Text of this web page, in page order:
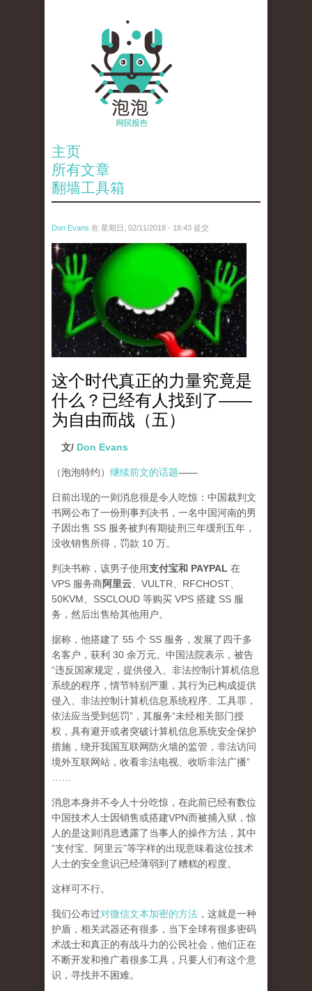
主页
所有文章
翻墙工具箱
Don Evans 在 星期日, 02/11/2018 - 18:43 提交
wechatimg1429.jpeg
这个时代真正的力量究竟是
什么？已经有人找到了——
为自由而战（五）
文/ Don Evans
（泡泡特约） 继续前文的话题——
日前出现的一则消息很是令人吃惊：中国裁判文
书网公布了一份刑事判决书，一名中国河南的男
子因出售 SS 服务被判有期徒刑三年缓刑五年，
没收销售所得，罚款 10 万。
判决书称，该男子使用支付宝和 PAYPAL 在
VPS 服务商阿里云 、VULTR、RFCHOST、
50KVM、SSCLOUD 等购买 VPS 搭建 SS 服
务，然后出售给其他用户。
据称，他搭建了 55 个 SS 服务，发展了四千多
名客户，获利 30 余万元。中国法院表示，被告
“违反国家规定，提供侵入、非法控制计算机信息
系统的程序，情节特别严重，其行为已构成提供
侵入、非法控制计算机信息系统程序、工具罪，
依法应当受到惩罚”，其服务“未经相关部门授
权，具有避开或者突破计算机信息系统安全保护
措施，绕开我国互联网防火墙的监管，非法访问
境外互联网站，收看非法电视、收听非法广播”
消息本身并不令人十分吃惊，在此前已经有数位
中国技术人士因销售或搭建VPN而被捕入狱，惊
人的是这则消息透露了当事人的操作方法，其中
“支付宝、阿里云”等字样的出现意味着这位技术
人士的安全意识已经薄弱到了糟糕的程度。
这样可不行。
我们公布过对微信文本加密的方法 ，这就是一种
护盾，相关武器还有很多，当下全球有很多密码
术战士和真正的有战斗力的公民社会，他们正在
不断开发和推广着很多工具，只要人们有这个意
识，寻找并不困难。